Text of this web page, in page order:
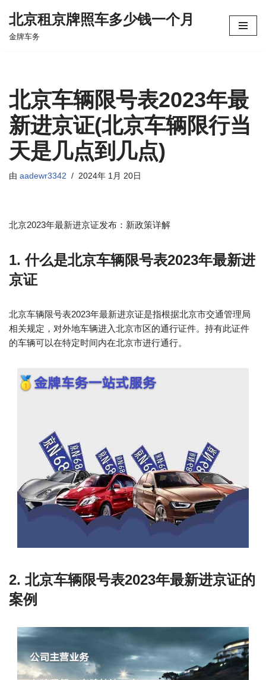
跳
北京租京牌照车多少钱一个月
金牌车务
北京车辆限号表2023年最
新进京证(北京车辆限行当
天是几点到几点)
由 aadewr3342 2024年 1月 20日
北京2023年最新进京证发布：新政策详解
1. 什么是北京车辆限号表2023年最新进
京证
北京车辆限号表2023年最新进京证是指根据北京市交通管理局
相关规定，对外地车辆进入北京市区的通行证件。持有此证件
的车辆可以在特定时间内在北京市进行通行。
2. 北京车辆限号表2023年最新进京证的
案例